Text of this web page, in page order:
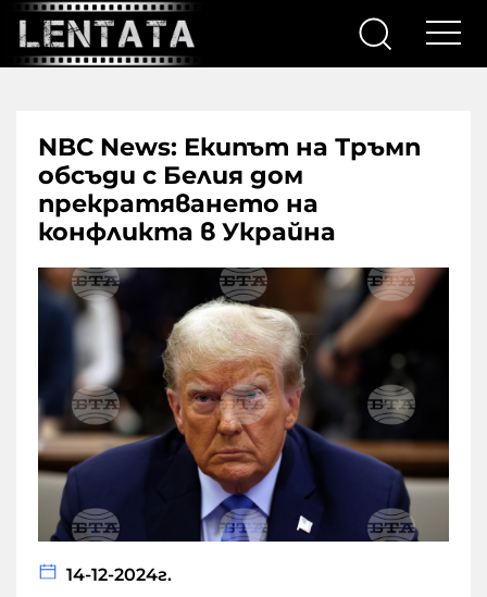
NBC News: Екипът на Тръмп
обсъди с Белия дом
прекратяването на
конфликта в Украйна
14-12-2024г.